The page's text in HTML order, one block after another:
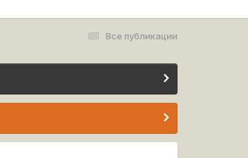
Все публикации